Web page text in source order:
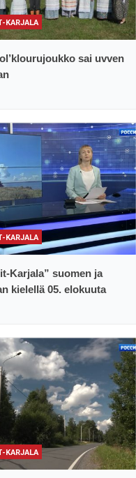
KARJALA
sai uvven
KARJALA
Karjala” suomen ja
kielellä 05. elokuuta
KARJALA